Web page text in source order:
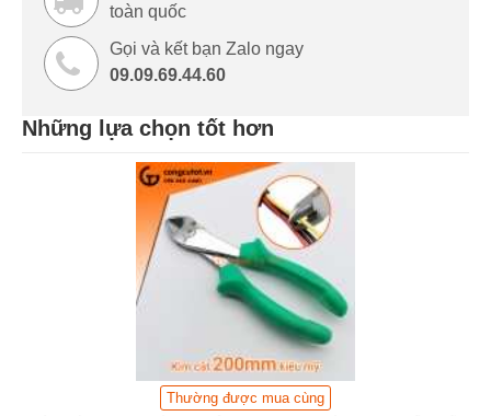
toàn quốc
Gọi và kết bạn Zalo ngay
09.09.69.44.60
Những lựa chọn tốt hơn
Thường được mua cùng